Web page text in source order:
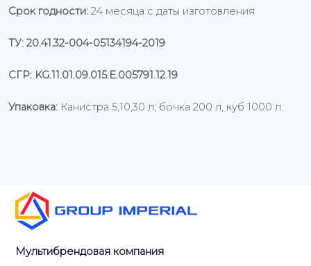
Срок годности: 24 месяца с даты изготовления
ТУ: 20.41.32-004-05134194-2019
СГР: KG.11.01.09.015.Е.005791.12.19
Упаковка: Канистра 5,10,30 л; бочка 200 л, куб 1000 л.
Мультибрендовая компания